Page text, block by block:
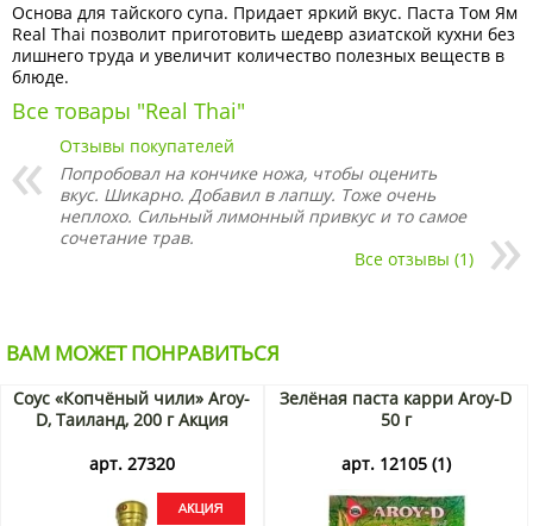
Основа для тайского супа. Придает яркий вкус. Паста Том Ям
Real Thai позволит приготовить шедевр азиатской кухни без
лишнего труда и увеличит количество полезных веществ в
блюде.
Все товары "Real Thai"
Отзывы покупателей
Попробовал на кончике ножа, чтобы оценить
вкус. Шикарно. Добавил в лапшу. Тоже очень
неплохо. Сильный лимонный привкус и то самое
сочетание трав.
Все отзывы (1)
ВАМ МОЖЕТ ПОНРАВИТЬСЯ
Соус «Копчёный чили» Aroy-
D, Таиланд, 200 г Акция
арт. 27320
Зелёная паста карри Aroy-D
50 г
арт. 12105 (1)